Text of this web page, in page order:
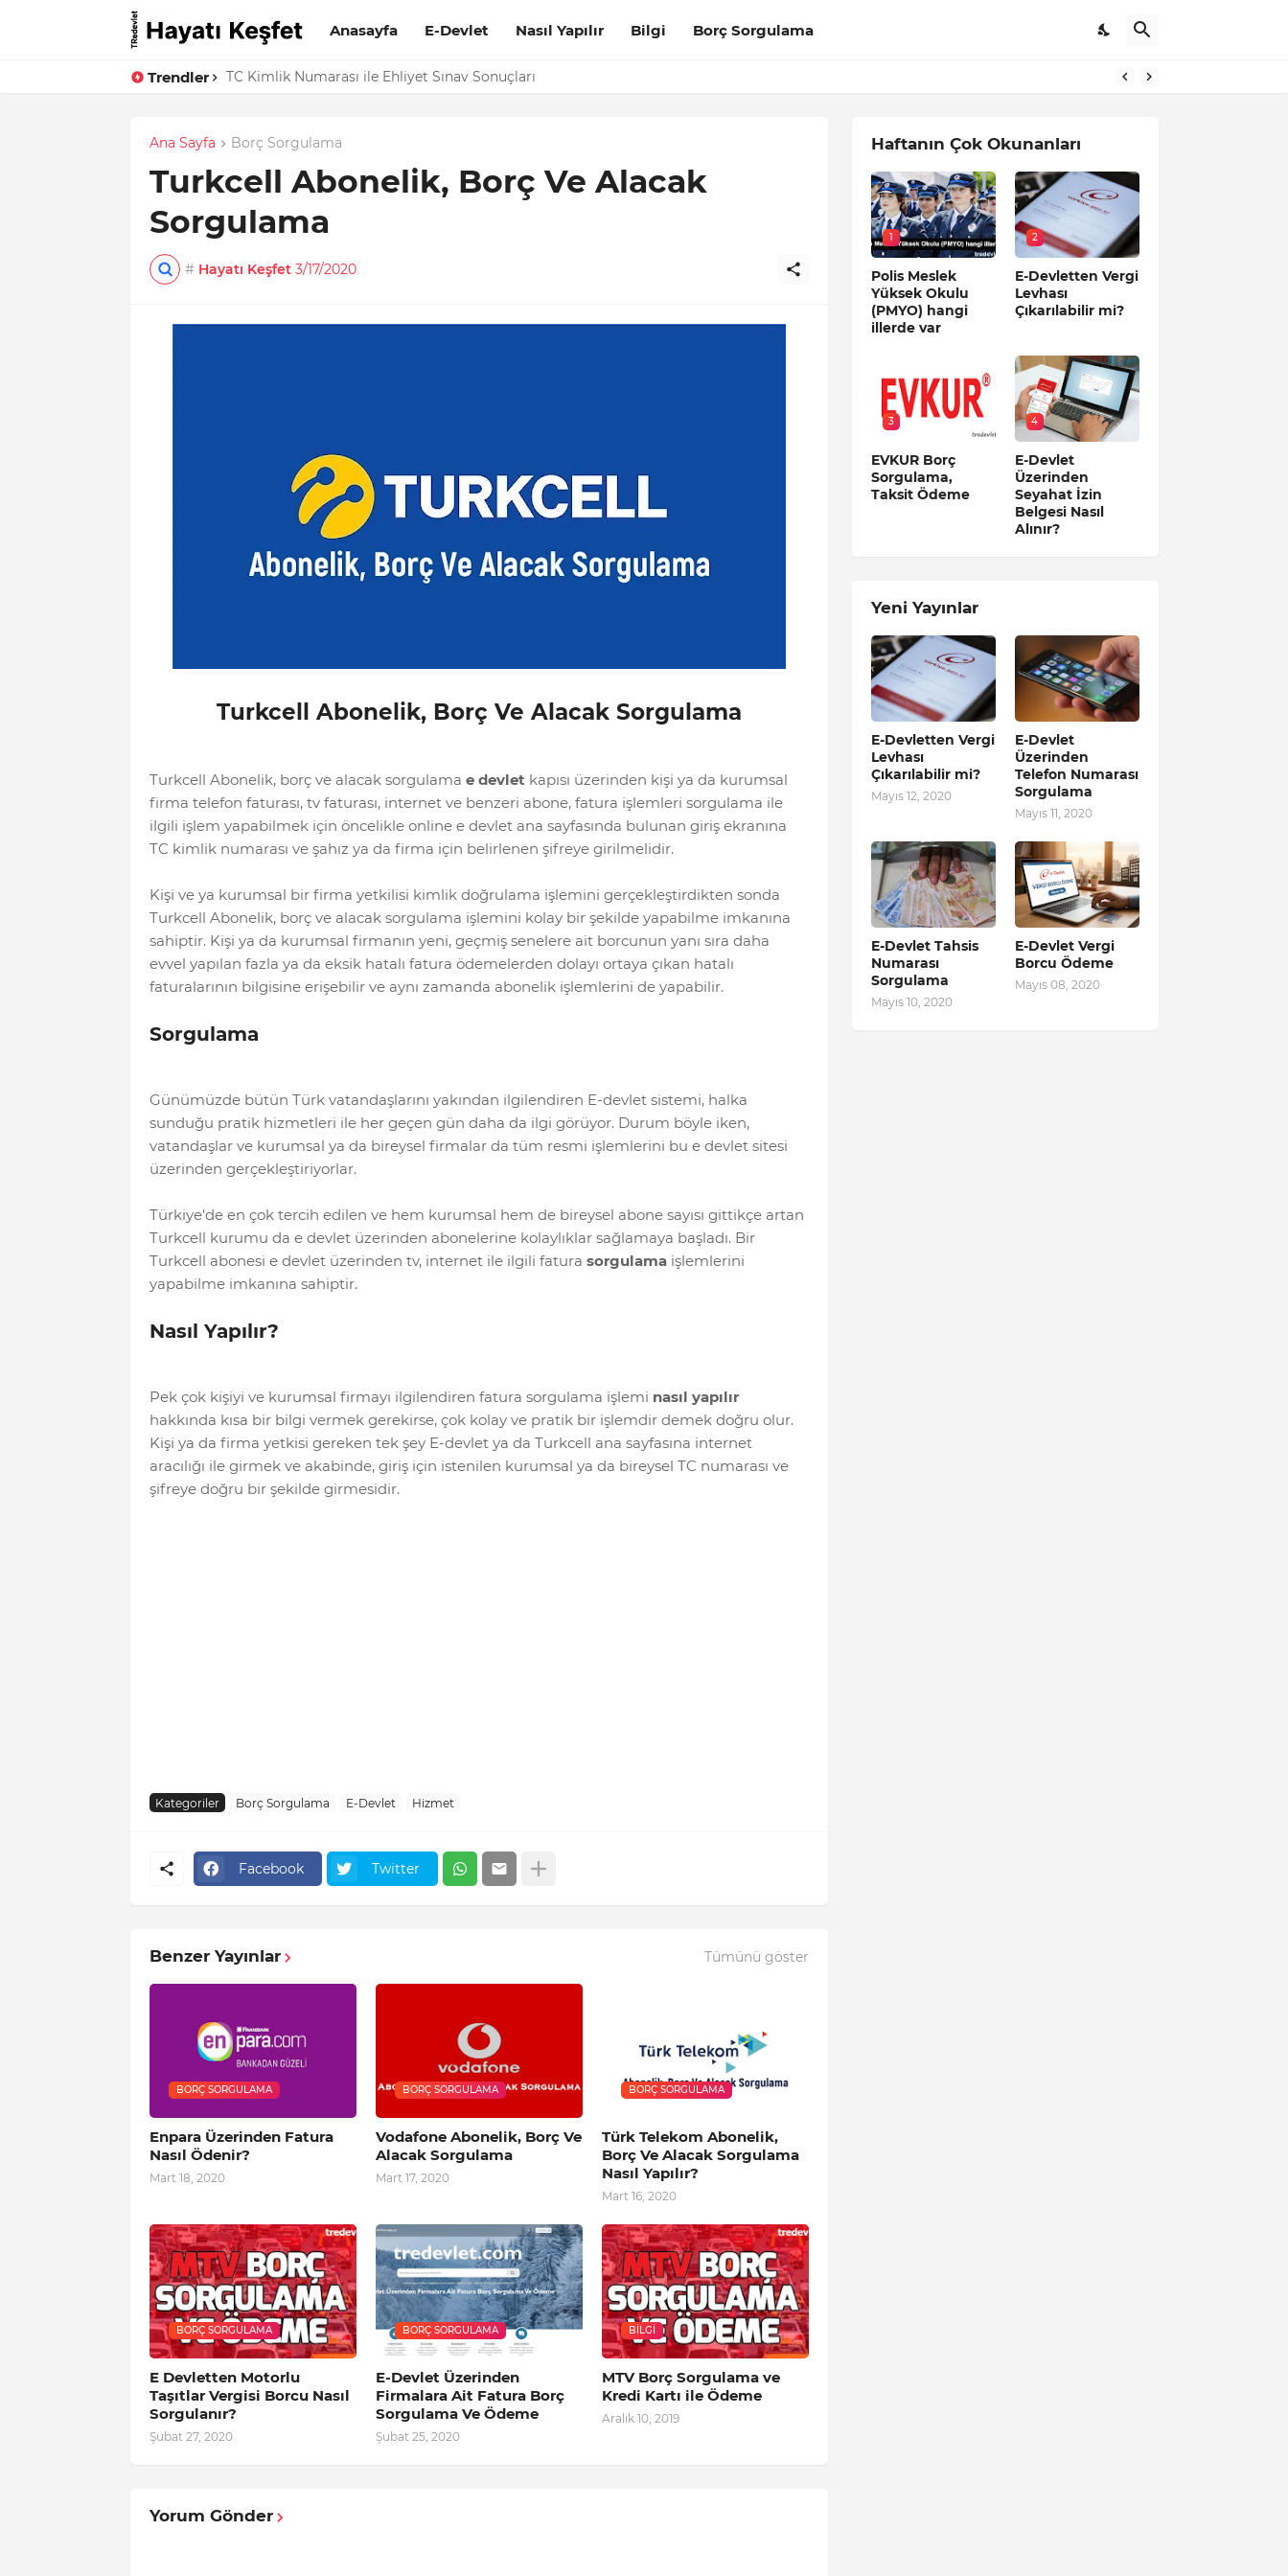
Anasayfa E-Devlet Nasıl Yapılır Bilgi Borç Sorgulama
Trendler TC Kimlik Numarası ile Ehliyet Sınav Sonuçları
E-Devlet Üzerinden Seyahat İzin Belgesi Nasıl Alınır?
Ana Sayfa Borç Sorgulama
Turkcell Abonelik, Borç Ve Alacak
Sorgulama
# Hayatı Keşfet 3/17/2020
Turkcell Abonelik, Borç Ve Alacak Sorgulama
Turkcell Abonelik, borç ve alacak sorgulama e devlet kapısı üzerinden kişi ya da kurumsal
firma telefon faturası, tv faturası, internet ve benzeri abone, fatura işlemleri sorgulama ile
ilgili işlem yapabilmek için öncelikle online e devlet ana sayfasında bulunan giriş ekranına
TC kimlik numarası ve şahız ya da firma için belirlenen şifreye girilmelidir.
Kişi ve ya kurumsal bir firma yetkilisi kimlik doğrulama işlemini gerçekleştirdikten sonda
Turkcell Abonelik, borç ve alacak sorgulama işlemini kolay bir şekilde yapabilme imkanına
sahiptir. Kişi ya da kurumsal firmanın yeni, geçmiş senelere ait borcunun yanı sıra daha
evvel yapılan fazla ya da eksik hatalı fatura ödemelerden dolayı ortaya çıkan hatalı
faturalarının bilgisine erişebilir ve aynı zamanda abonelik işlemlerini de yapabilir.
Sorgulama
Günümüzde bütün Türk vatandaşlarını yakından ilgilendiren E-devlet sistemi, halka
sunduğu pratik hizmetleri ile her geçen gün daha da ilgi görüyor. Durum böyle iken,
vatandaşlar ve kurumsal ya da bireysel firmalar da tüm resmi işlemlerini bu e devlet sitesi
üzerinden gerçekleştiriyorlar.
Türkiye'de en çok tercih edilen ve hem kurumsal hem de bireysel abone sayısı gittikçe artan
Turkcell kurumu da e devlet üzerinden abonelerine kolaylıklar sağlamaya başladı. Bir
Turkcell abonesi e devlet üzerinden tv, internet ile ilgili fatura sorgulamaişlemlerini
yapabilme imkanına sahiptir.
Nasıl Yapılır?
Pek çok kişiyi ve kurumsal firmayı ilgilendiren fatura sorgulama işlemi nasıl yapılır
hakkında kısa bir bilgi vermek gerekirse, çok kolay ve pratik bir işlemdir demek doğru olur.
Kişi ya da firma yetkisi gereken tek şey E-devlet ya da Turkcell ana sayfasına internet
aracılığı ile girmek ve akabinde, giriş için istenilen kurumsal ya da bireysel TC numarası ve
şifreye doğru bir şekilde girmesidir.
Kategoriler Borç Sorgulama E-Devlet Hizmet
Facebook Twitter
Benzer Yayınlar Tümünü göster
BORÇ SORGULAMA
Enpara Üzerinden Fatura
Nasıl Ödenir?
Mart 18, 2020
BORÇ SORGULAMA
Vodafone Abonelik, Borç Ve
Alacak Sorgulama
Mart 17, 2020
BORÇ SORGULAMA
Türk Telekom Abonelik,
Borç Ve Alacak Sorgulama
Nasıl Yapılır?
Mart 16, 2020
BORÇ SORGULAMA
E Devletten Motorlu
Taşıtlar Vergisi Borcu Nasıl
Sorgulanır?
Şubat 27, 2020
BORÇ SORGULAMA
E-Devlet Üzerinden
Firmalara Ait Fatura Borç
Sorgulama Ve Ödeme
Şubat 25, 2020
BILGI
MTV Borç Sorgulama ve
Kredi Kartı ile Ödeme
Aralık 10, 2019
Yorum Gönder
Haftanın Çok Okunanları
1
Polis Meslek
Yüksek Okulu
(PMYO) hangi
illerde var
2
E-Devletten Vergi
Levhası
Çıkarılabilir mi?
3
EVKUR Borç
Sorgulama,
Taksit Ödeme
4
E-Devlet
Üzerinden
Seyahat İzin
Belgesi Nasıl
Alınır?
Yeni Yayınlar
E-Devletten Vergi
Levhası
Çıkarılabilir mi?
Mayıs 12, 2020
E-Devlet
Üzerinden
Telefon Numarası
Sorgulama
Mayıs 11, 2020
E-Devlet Tahsis
Numarası
Sorgulama
Mayıs 10, 2020
E-Devlet Vergi
Borcu Ödeme
Mayıs 08, 2020